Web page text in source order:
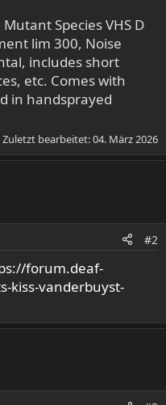
Species VHS D
lim 300, Noise
includes short
etc. Comes with
in handsprayed
Zuletzt bearbeitet:04. März 2026
#2
forum.deaf-
kiss-vanderbuyst-